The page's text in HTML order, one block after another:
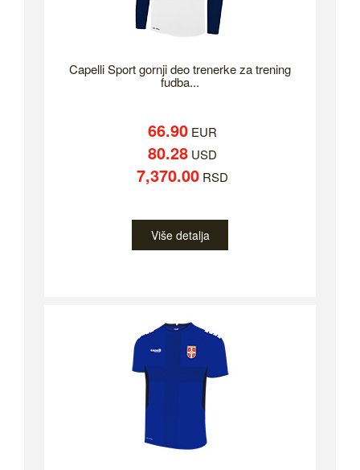
Capelli Sport gornji deo trenerke za trening
fudba...
66.90EUR
80.28USD
7,370.00RSD
Više detalja